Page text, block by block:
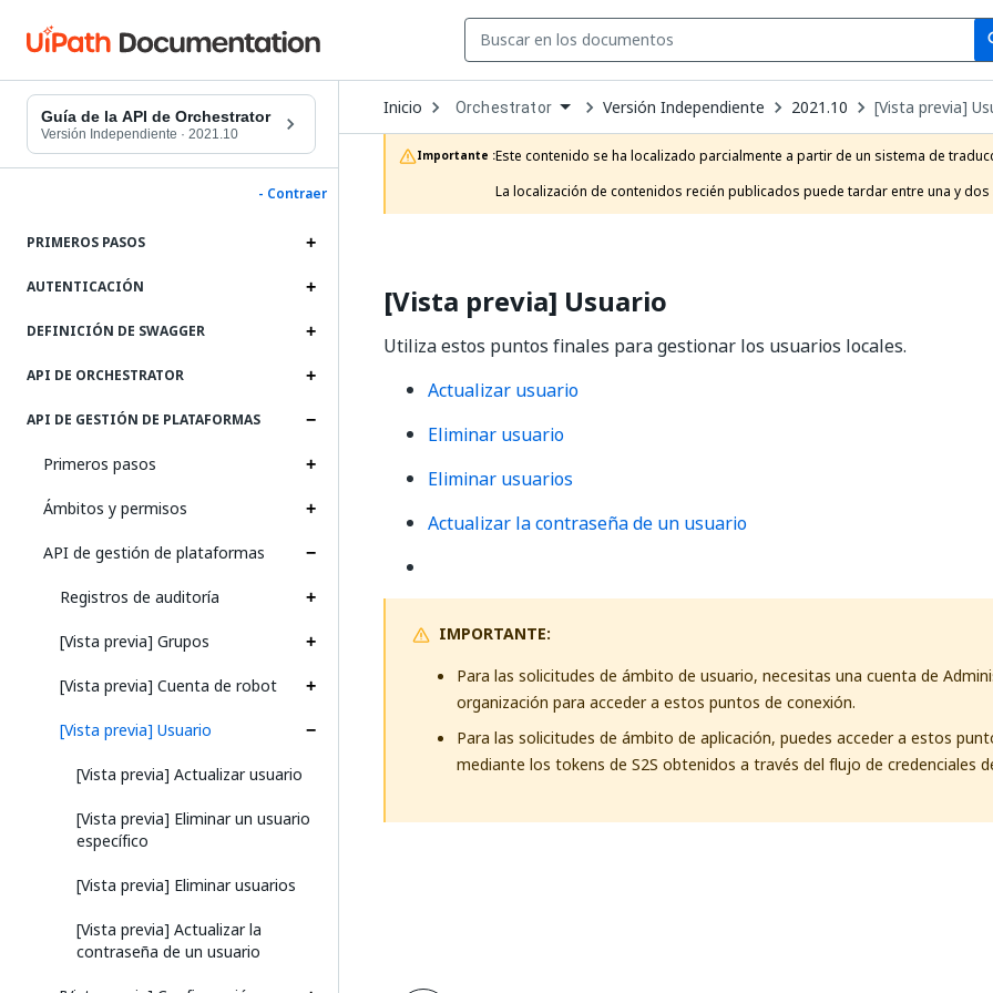
Guía de la API de Orchestrator
Versión Independiente · 2021.10
- Contraer
PRIMEROS PASOS
AUTENTICACIÓN
DEFINICIÓN DE SWAGGER
API DE ORCHESTRATOR
API DE GESTIÓN DE PLATAFORMAS
Primeros pasos
Ámbitos y permisos
API de gestión de plataformas
Registros de auditoría
[Vista previa] Grupos
[Vista previa] Cuenta de robot
[Vista previa] Usuario
[Vista previa] Actualizar usuario
[Vista previa] Eliminar un usuario
específico
[Vista previa] Eliminar usuarios
[Vista previa] Actualizar la
contraseña de un usuario
Inicio Open
Dropdown
to
choose
product
Orchestrator Versión Independiente 2021.10 [Vista previa]
Importante :Este contenido se ha localizado parcialmente a partir de un sistema de
La localización de contenidos recién publicados puede tardar entre una y
[Vista previa] Usuario
Utiliza estos puntos finales para gestionar los usuarios locales.
Actualizar usuario
Eliminar usuario
Eliminar usuarios
Actualizar la contraseña de un usuario
IMPORTANTE:
Para las solicitudes de ámbito de usuario, necesitas una cuenta de
organización para acceder a estos puntos de conexión.
Para las solicitudes de ámbito de aplicación, puedes acceder a estos
mediante los tokens de S2S obtenidos a través del flujo de credenciales